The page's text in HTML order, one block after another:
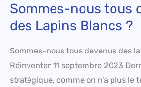
Sommes-nous tous
des Lapins Blancs ?
Sommes-nous tous devenus des
Réinventer 11 septembre 2023
stratégique, comme on n’a plus le